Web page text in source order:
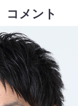
メント